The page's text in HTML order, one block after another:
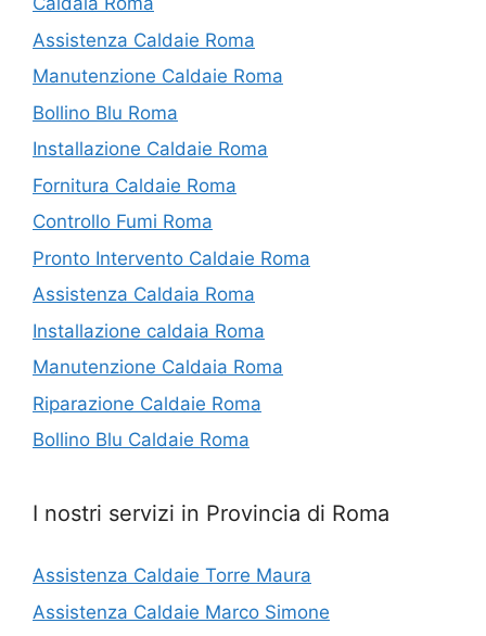
Assistenza Caldaie Roma
Manutenzione Caldaie Roma
Bollino Blu Roma
Installazione Caldaie Roma
Fornitura Caldaie Roma
Controllo Fumi Roma
Pronto Intervento Caldaie Roma
Assistenza Caldaia Roma
Installazione caldaia Roma
Manutenzione Caldaia Roma
Riparazione Caldaie Roma
Bollino Blu Caldaie Roma
I nostri servizi in Provincia di Roma
Assistenza Caldaie Torre Maura
Assistenza Caldaie Marco Simone